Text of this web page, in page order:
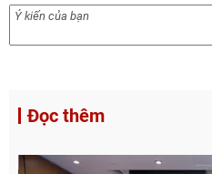
Đọc thêm